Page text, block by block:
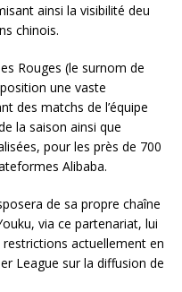
ainsi la visibilité deu
chinois.
Rouges (le surnom de
une vaste
des matchs de l’équipe
la saison ainsi que
pour les près de 700
Alibaba.
de sa propre chaîne
via ce partenariat, lui
actuellement en
League sur la diffusion de